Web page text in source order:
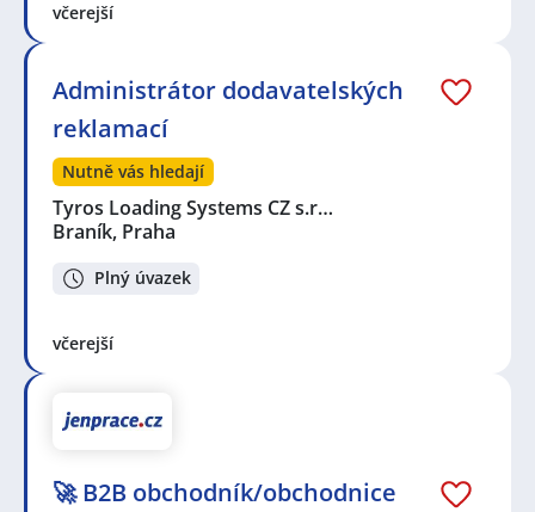
včerejší
Administrátor dodavatelských
reklamací
Nutně vás hledají
Tyros Loading Systems CZ s.r…
Braník, Praha
Plný úvazek
včerejší
🚀 B2B obchodník/obchodnice